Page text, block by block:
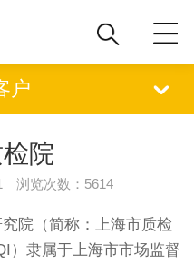
户
检院
浏览次数：5614
院（简称：上海市质检
）隶属于上海市市场监督